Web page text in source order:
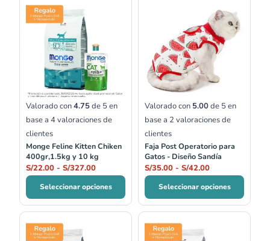
Valorado con4.75de 5 en
base a 4valoraciones de
clientes
Monge Feline Kitten Chiken
400gr,1.5kg y 10 kg
S/22.00 - S/327.00
desde
S/22.00
hasta
S/327.00
Seleccionar opciones
Valorado con 5.00de 5 en
base a 2 valoraciones de
clientes
Faja Post Operatorio para
Gatos - Diseño Sandía
S/35.00 - S/42.00
de
precios:
desde
S/35.00
S/42.00
Seleccionar opciones